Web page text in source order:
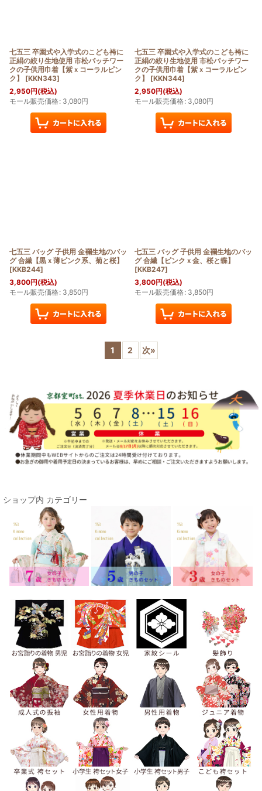
七五三 卒園式や入学式のこども袴に
正絹の絞り生地使用 市松パッチワー
クの子供用巾着【紫ｘコーラルピン
ク】
[KKN343]
2,950円(税込)
モール販売価格: 3,080円
七五三 卒園式や入学式のこども袴に
正絹の絞り生地使用 市松パッチワー
クの子供用巾着【紫ｘコーラルピン
ク】
[KKN344]
2,950円(税込)
モール販売価格: 3,080円
七五三 バッグ 子供用 金襴生地のバッ
グ 合繊【黒ｘ薄ピンク系、菊と桜】
[KKB244]
3,800円(税込)
モール販売価格: 3,850円
七五三 バッグ 子供用 金襴生地のバッ
グ 合繊【ピンクｘ金、桜と蝶】
[KKB247]
3,800円(税込)
モール販売価格: 3,850円
1 2 次»
ショップ内 カテゴリー